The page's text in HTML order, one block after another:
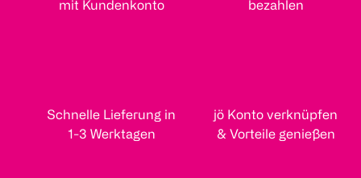
mit Kundenkonto
bezahlen
Schnelle Lieferung in
1-3 Werktagen
jö Konto verknüpfen
& Vorteile genießen